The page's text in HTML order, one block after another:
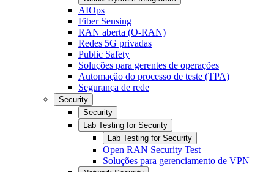
AIOps
Fiber Sensing
RAN aberta (O-RAN)
Redes 5G privadas
Public Safety
Soluções para gerentes de operações
Automação do processo de teste (TPA)
Segurança de rede
Security
Security
Lab Testing for Security
Lab Testing for Security
Open RAN Security Test
Soluções para gerenciamento de VPN